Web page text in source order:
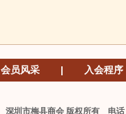
会员风采 | 入会程序
深圳市梅县商会 版权所有 电